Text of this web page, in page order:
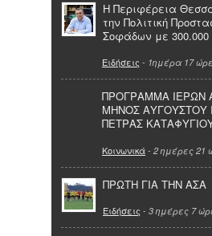
Η Περιφέρεια
την Πολιτική
Σοφάδων με 300.000
Ειδήσεις - 1ημέρα 17
ΠΡΟΓΡΑΜΜΑ ΙΕΡΩΝ
ΜΗΝΟΣ ΑΥΓΟΥΣΤΟΥ
ΠΕΤΡΑΣ
Κοινωνικά- 2 ημέρες 21
ΠΡΩΤΗ ΓΙΑ ΤΗΝ ΑΣΑ
Ειδήσεις - 3 ημέρες 7